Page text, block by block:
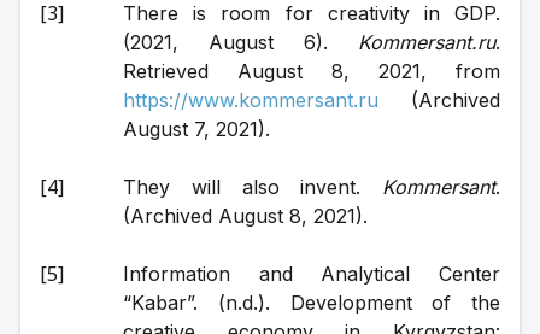
There is room for creativity in GDP.
(2021, August 6). Kommersant.ru.
https://www.kommersant.ru (Archived
August 7, 2021).
They will also invent. Kommersant.
(Archived August 8, 2021).
Information and Analytical Center
“Kabar”. (n.d.). Development of the